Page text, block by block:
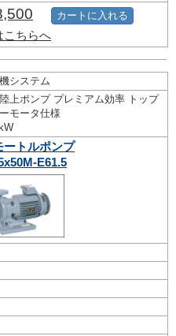
こちらへ
カートに入れる
システム
上ポンプ プレミアム効率 トップ
モータ仕様
ートルポンプ
E61.5